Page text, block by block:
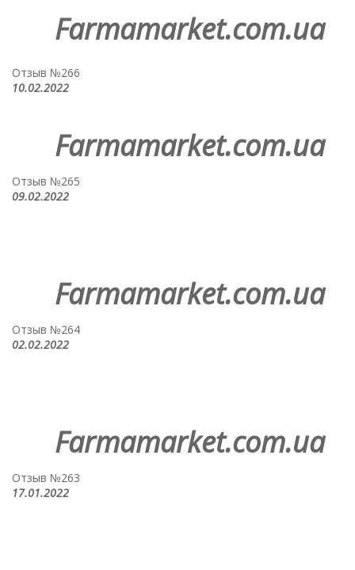
Farmamarket.com.ua
Отзыв №266
10.02.2022
Farmamarket.com.ua
Отзыв №265
09.02.2022
Farmamarket.com.ua
Отзыв №264
02.02.2022
Farmamarket.com.ua
Отзыв №263
17.01.2022